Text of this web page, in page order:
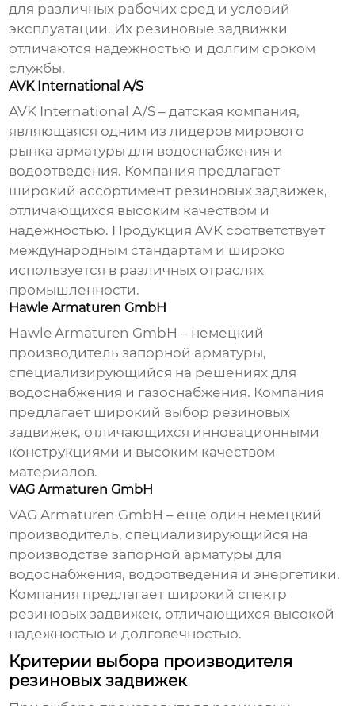
для различных рабочих сред и условий
эксплуатации. Их резиновые задвижки
отличаются надежностью и долгим сроком
службы.
AVK International A/S
AVK International A/S – датская компания,
являющаяся одним из лидеров мирового
рынка арматуры для водоснабжения и
водоотведения. Компания предлагает
широкий ассортимент резиновых задвижек,
отличающихся высоким качеством и
надежностью. Продукция AVK соответствует
международным стандартам и широко
используется в различных отраслях
промышленности.
Hawle Armaturen GmbH
Hawle Armaturen GmbH – немецкий
производитель запорной арматуры,
специализирующийся на решениях для
водоснабжения и газоснабжения. Компания
предлагает широкий выбор резиновых
задвижек, отличающихся инновационными
конструкциями и высоким качеством
материалов.
VAG Armaturen GmbH
VAG Armaturen GmbH – еще один немецкий
производитель, специализирующийся на
производстве запорной арматуры для
водоснабжения, водоотведения и энергетики.
Компания предлагает широкий спектр
резиновых задвижек, отличающихся высокой
надежностью и долговечностью.
Критерии выбора производителя
резиновых задвижек